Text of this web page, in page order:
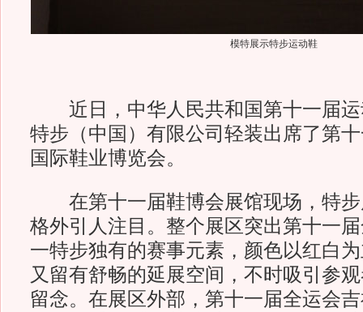
模特展示特步运动鞋
近日，中华人民共和国第十一届
特步（中国）有限公司轻装出席了第
国际鞋业博览会。
在第十一届鞋博会展馆现场，特步
格外引人注目。整个展区突出第十一
一特步独有的赛事元素，颜色以红白
又留有舒畅的延展空间，不时吸引参
留念。在展区外部，第十一届全运会